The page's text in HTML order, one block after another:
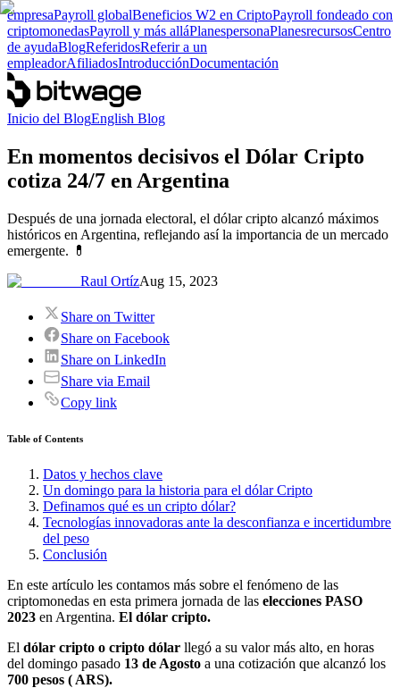
empresaPayroll globalBeneficios W2 en CriptoPayroll fondeado con
criptomonedasPayroll y más alláPlanespersonaPlanesrecursosCentro
de ayudaBlogReferidosReferir a un
empleadorAfiliadosIntroducciónDocumentación
Inicio del BlogEnglish Blog
En momentos decisivos el Dólar Cripto
cotiza 24/7 en Argentina
Después de una jornada electoral, el dólar cripto alcanzó máximos
históricos en Argentina, reflejando así la importancia de un mercado
emergente. 💊
Raul OrtízAug 15, 2023
Share on Twitter
Share on Facebook
Share on LinkedIn
Share via Email
Copy link
Table of Contents
Datos y hechos clave
Un domingo para la historia para el dólar Cripto
Definamos qué es un cripto dólar?
Tecnologías innovadoras ante la desconfianza e incertidumbre
del peso
Conclusión
En este artículo les contamos más sobre el fenómeno de las
criptomonedas en esta primera jornada de las elecciones PASO
2023 en Argentina. El dólar cripto.
El dólar cripto o cripto dólar llegó a su valor más alto, en horas
del domingo pasado 13 de Agosto a una cotización que alcanzó los
700 pesos ( ARS).